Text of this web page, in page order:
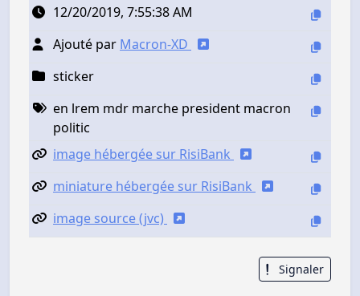
12/20/2019, 7:55:38 AM
Ajouté par Macron-XD
sticker
en lrem mdr marche president macron
politic
image hébergée sur RisiBank
miniature hébergée sur RisiBank
image source (jvc)
Signaler